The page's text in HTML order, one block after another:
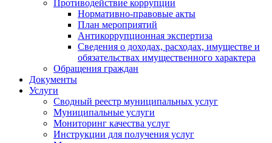
Противодействие коррупции
Нормативно-правовые акты
План мероприятий
Антикоррупционная экспертиза
Сведения о доходах, расходах, имуществе и
обязательствах имущественного характера
Обращения граждан
Документы
Услуги
Сводный реестр муниципальных услуг
Муниципальные услуги
Мониторинг качества услуг
Инструкции для получения услуг